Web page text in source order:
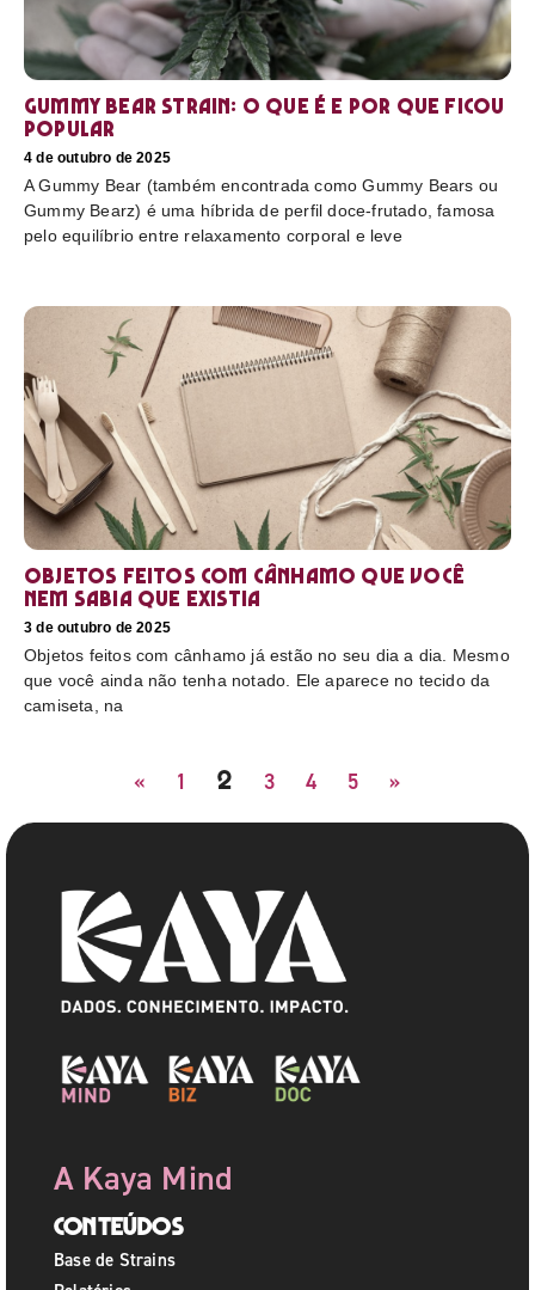
Gummy Bear Strain: o que é e por que ficou
popular
4 de outubro de 2025
A Gummy Bear (também encontrada como Gummy Bears ou
Gummy Bearz) é uma híbrida de perfil doce-frutado, famosa
pelo equilíbrio entre relaxamento corporal e leve
Objetos feitos com cânhamo que você
nem sabia que existia
3 de outubro de 2025
Objetos feitos com cânhamo já estão no seu dia a dia. Mesmo
que você ainda não tenha notado. Ele aparece no tecido da
camiseta, na
« 1 2 3 4 5 »
A Kaya Mind
Conteúdos
Base de Strains